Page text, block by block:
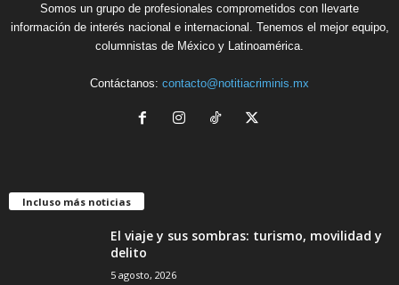
Somos un grupo de profesionales comprometidos con llevarte
información de interés nacional e internacional. Tenemos el mejor equipo,
columnistas de México y Latinoamérica.
Contáctanos: contacto@notitiacriminis.mx
Incluso más noticias
El viaje y sus sombras: turismo, movilidad y
delito
5 agosto, 2026